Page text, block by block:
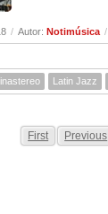
/ Autor: Notimúsica /
Latin Jazz
First Previous